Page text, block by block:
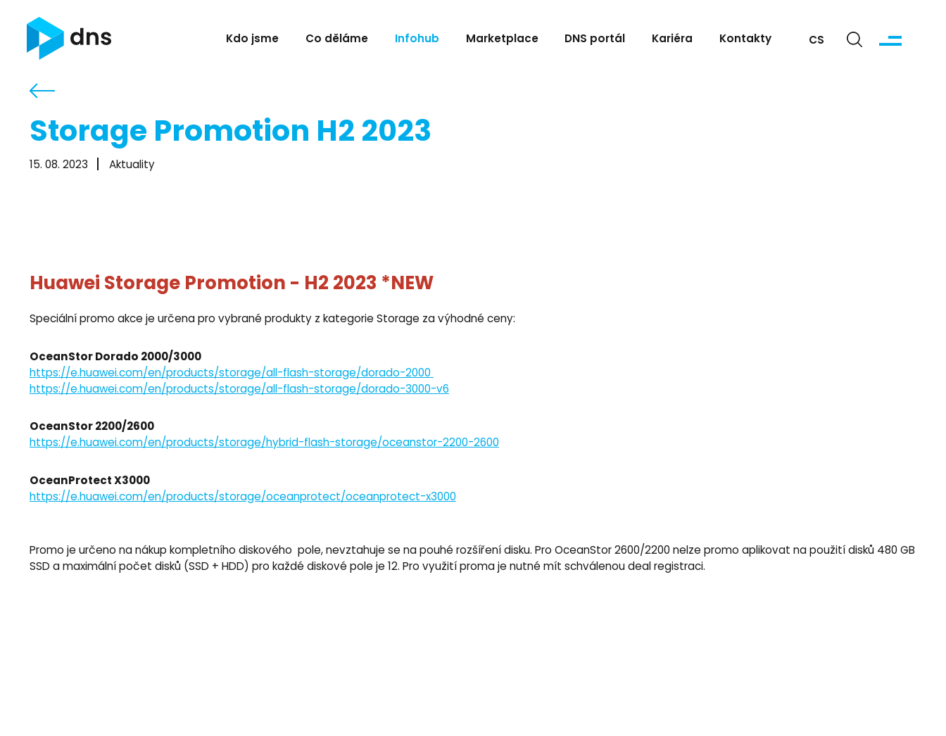
Kdo jsme Co děláme Infohub Marketplace DNS portál Kariéra Kontakty CS
Storage Promotion H2 2023
15. 08. 2023 Aktuality
Huawei Storage Promotion - H2 2023 *NEW
Speciální promo akce je určena pro vybrané produkty z kategorie Storage za výhodné ceny:
OceanStor Dorado 2000/3000
https://e.huawei.com/en/products/storage/all-flash-storage/dorado-2000
https://e.huawei.com/en/products/storage/all-flash-storage/dorado-3000-v6
OceanStor 2200/2600
https://e.huawei.com/en/products/storage/hybrid-flash-storage/oceanstor-2200-2600
OceanProtect X3000
https://e.huawei.com/en/products/storage/oceanprotect/oceanprotect-x3000
Promo je určeno na nákup kompletního diskového pole, nevztahuje se na pouhé rozšíření disku. Pro OceanStor 2600/2200 nelze promo aplikovat na použití disků 480 GB
SSD a maximální počet disků (SSD + HDD) pro každé diskové pole je 12. Pro využití proma je nutné mít schválenou deal registraci.